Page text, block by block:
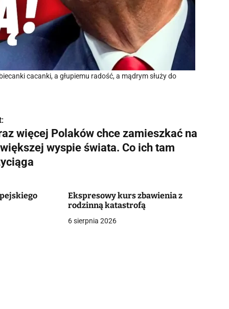
cacanki, a głupiemu radość, a mądrym służy do
więcej Polaków chce zamieszkać na
wyspie świata. Co ich tam
Ekspresowy kurs zbawienia z
rodzinną katastrofą
6 sierpnia 2026